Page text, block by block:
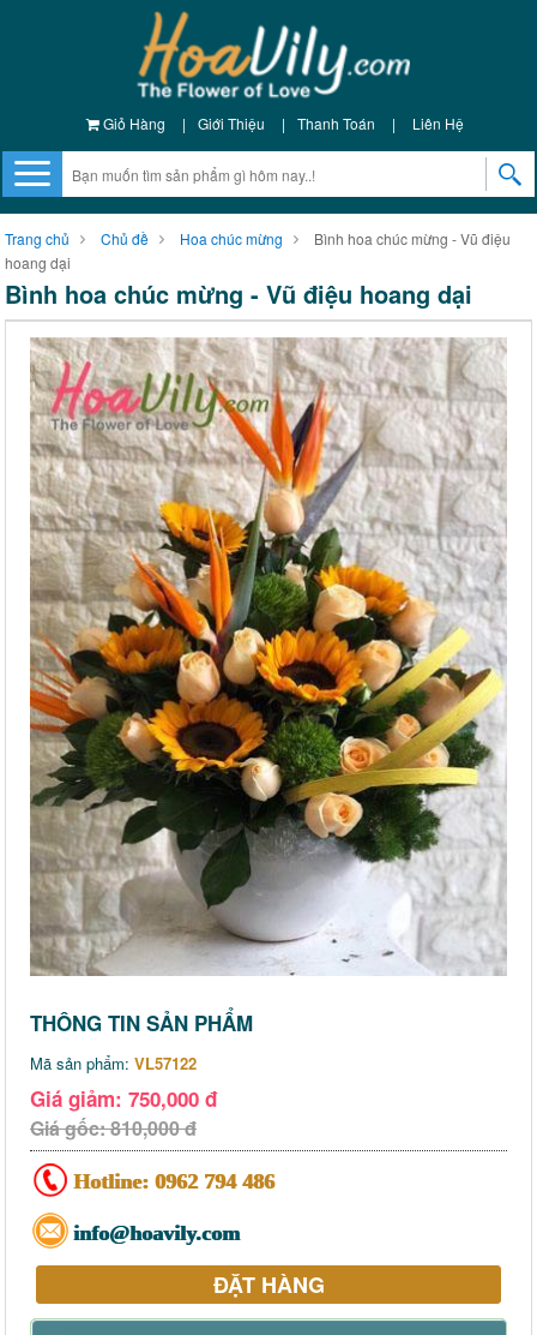
Giỏ Hàng | Giới Thiệu | Thanh Toán | Liên Hệ
Trang chủ Chủ đề Hoa chúc mừng
Bình hoa chúc mừng - Vũ điệu
hoang dại
Bình hoa chúc mừng - Vũ điệu hoang dại
THÔNG TIN SẢN PHẨM
Mã sản phẩm: VL57122
Giá giảm: 750,000 đ
Giá gốc: 810,000 đ
Hotline: 0962 794 486
info@hoavily.com
ĐẶT HÀNG